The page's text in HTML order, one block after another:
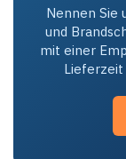
Nennen Sie
und
mit einer
Lieferzeit